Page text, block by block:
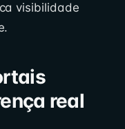
visibilidade
real